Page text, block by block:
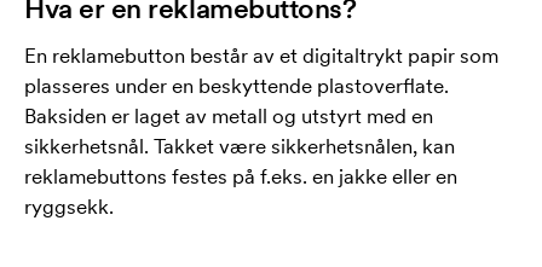
Hva er en reklamebuttons?
En reklamebutton består av et digitaltrykt papir som
plasseres under en beskyttende plastoverflate.
Baksiden er laget av metall og utstyrt med en
sikkerhetsnål. Takket være sikkerhetsnålen, kan
reklamebuttons festes på f.eks. en jakke eller en
ryggsekk.